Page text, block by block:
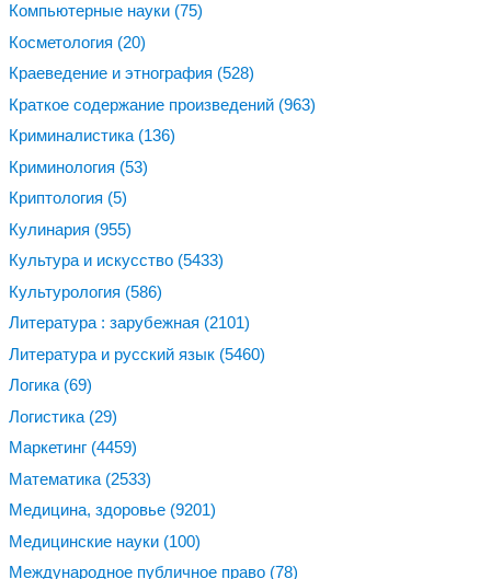
Компьютерные науки (75)
Косметология (20)
Краеведение и этнография (528)
Краткое содержание произведений (963)
Криминалистика (136)
Криминология (53)
Криптология (5)
Кулинария (955)
Культура и искусство (5433)
Культурология (586)
Литература : зарубежная (2101)
Литература и русский язык (5460)
Логика (69)
Логистика (29)
Маркетинг (4459)
Математика (2533)
Медицина, здоровье (9201)
Медицинские науки (100)
Международное публичное право (78)